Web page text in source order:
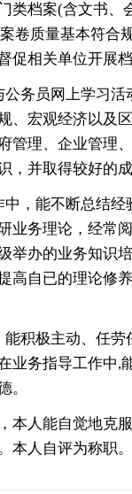
类档案(含文书、
卷质量基本符合
促相关单位开展档
公务员网上学习活
、宏观经济以及
管理、企业管理
，并取得较好的成
中，能不断总结经
业务理论，经常
举办的业务知识
高自已的理论修
积极主动、任劳
业务指导工作中,
。
本人能自觉地克
本人自评为称职。